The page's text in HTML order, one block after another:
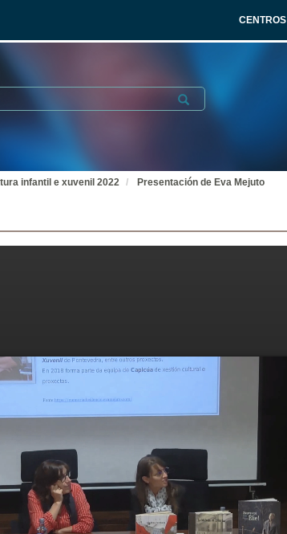
CENTROS
Submit
infantil e xuvenil 2022 Presentación de Eva Mejuto